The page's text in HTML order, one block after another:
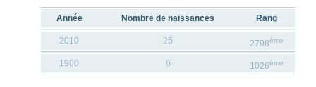
Année Nombre de naissances Rang
2010 25 2798ème
1900 6 1026ème